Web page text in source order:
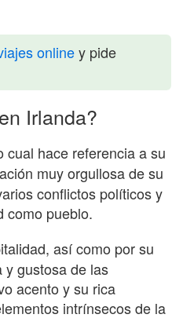
onliney pide
Irlanda?
cual hace referencia a su
muy orgullosa de su
conflictos políticos y
como pueblo.
así como por su
y gustosa de las
acento y su rica
intrínsecos de la